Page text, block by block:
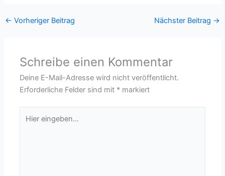
← Vorheriger Beitrag Nächster Beitrag →
Schreibe einen Kommentar
Deine E-Mail-Adresse wird nicht veröffentlicht.
Erforderliche Felder sind mit * markiert
eingeben…